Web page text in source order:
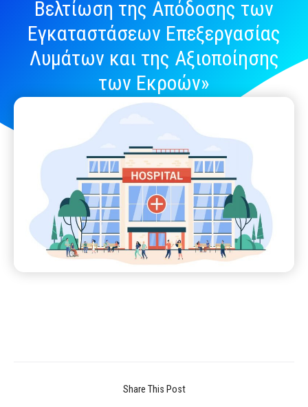
Βελτίωση της Απόδοσης των
Εγκαταστάσεων Επεξεργασίας
Λυμάτων και της Αξιοποίησης
των Εκροών»
February 11, 2022
Share This Post